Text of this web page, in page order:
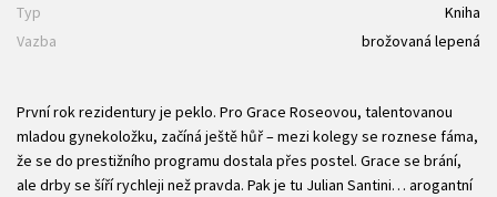
Typ
Kniha
Vazba
brožovaná lepená
První rok rezidentury je peklo. Pro Grace Roseovou, talentovanou
mladou gynekoložku, začíná ještě hůř – mezi kolegy se roznese fáma,
že se do prestižního programu dostala přes postel. Grace se brání,
ale drby se šíří rychleji než pravda. Pak je tu Julian Santini… arogantní